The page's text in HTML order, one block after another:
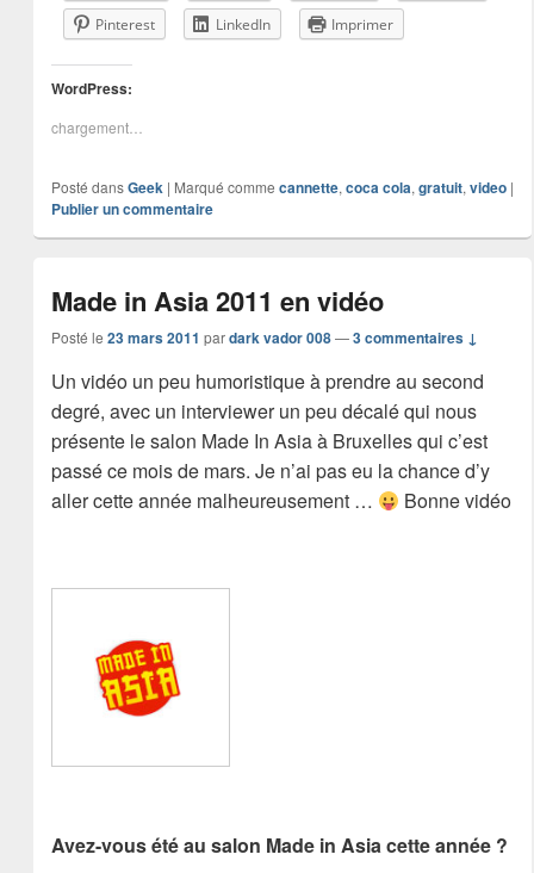
Pinterest
LinkedIn Imprimer
WordPress:
chargement…
Posté dans Geek | Marqué comme cannette, coca cola, gratuit, video |
Publier un commentaire
Made in Asia 2011 en vidéo
Posté le 23 mars 2011 pardark vador 008 —3 commentaires ↓
Un vidéo un peu humoristique à prendre au second
degré, avec un interviewer un peu décalé qui nous
présente le salon Made In Asia à Bruxelles qui c’est
passé ce mois de mars. Je n’ai pas eu la chance d’y
aller cette année malheureusement …
Bonne vidéo
Avez-vous été au salon Made in Asia cette année ?